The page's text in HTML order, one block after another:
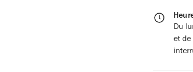
Du
et de